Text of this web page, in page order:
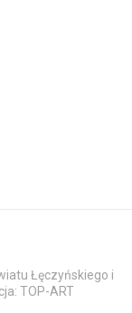
Łęczyńskiego i
TOP-ART